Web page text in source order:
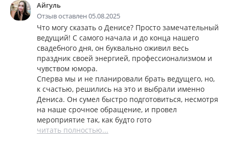
Айгуль
Отзыв оставлен 05.08.2025
Что могу сказать о Денисе? Просто замечательный
ведущий! С самого начала и до конца нашего
свадебного дня, он буквально оживил весь
праздник своей энергией, профессионализмом и
чувством юмора.
Сперва мы и не планировали брать ведущего, но,
к счастью, решились на это и выбрали именно
Дениса. Он сумел быстро подготовиться, несмотря
на наше срочное обращение, и провел
мероприятие так, как будто гото
читать полностью...